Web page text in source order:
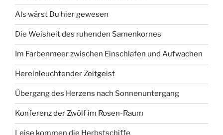
Als wärst Du hier gewesen
Die Weisheit des ruhenden Samenkornes
Im Farbenmeer zwischen Einschlafen und Aufwachen
Hereinleuchtender Zeitgeist
Übergang des Herzens nach Sonnenuntergang
Konferenz der Zwölf im Rosen-Raum